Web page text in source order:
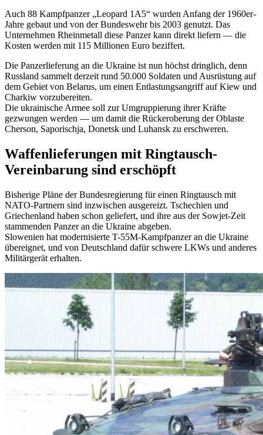
Auch 88 Kampfpanzer „Leopard 1A5“ wurden Anfang der 1960er-
Jahre gebaut und von der Bundeswehr bis 2003 genutzt. Das
Unternehmen Rheinmetall diese Panzer kann direkt liefern — die
Kosten werden mit 115 Millionen Euro beziffert.
Die Panzerlieferung an die Ukraine ist nun höchst dringlich, denn
Russland sammelt derzeit rund 50.000 Soldaten und Ausrüstung auf
dem Gebiet von Belarus, um einen Entlastungsangriff auf Kiew und
Charkiw vorzubereiten.
Die ukrainische Armee soll zur Umgruppierung ihrer Kräfte
gezwungen werden — um damit die Rückeroberung der Oblaste
Cherson, Saporischja, Donetsk und Luhansk zu erschweren.
Waffenlieferungen mit Ringtausch-
Vereinbarung sind erschöpft
Bisherige Pläne der Bundesregierung für einen Ringtausch mit
NATO-Partnern sind inzwischen ausgereizt. Tschechien und
Griechenland haben schon geliefert, und ihre aus der Sowjet-Zeit
stammenden Panzer an die Ukraine abgeben.
Slowenien hat modernisierte T-55M-Kampfpanzer an die Ukraine
übereignet, und von Deutschland dafür schwere LKWs und anderes
Militärgerät erhalten.